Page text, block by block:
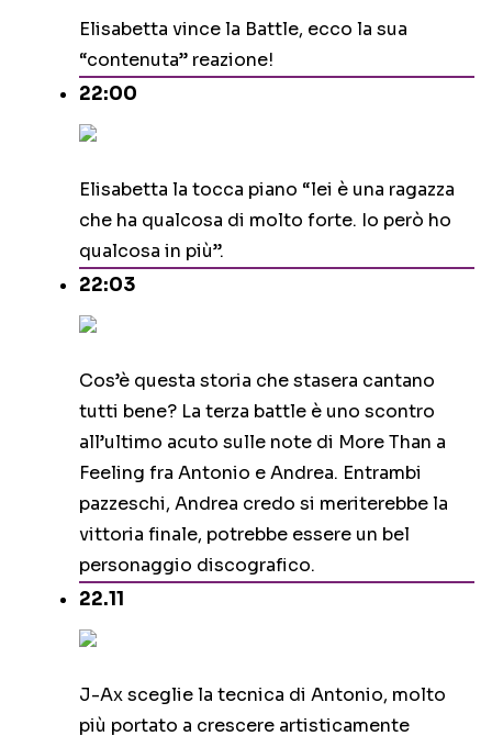
Elisabetta vince la Battle, ecco la sua
“contenuta” reazione!
22:00
Elisabetta la tocca piano “lei è una ragazza
che ha qualcosa di molto forte. Io però ho
qualcosa in più”.
22:03
Cos’è questa storia che stasera cantano
tutti bene? La terza battle è uno scontro
all’ultimo acuto sulle note di More Than a
Feeling fra Antonio e Andrea. Entrambi
pazzeschi, Andrea credo si meriterebbe la
vittoria finale, potrebbe essere un bel
personaggio discografico.
22.11
J-Ax sceglie la tecnica di Antonio, molto
più portato a crescere artisticamente